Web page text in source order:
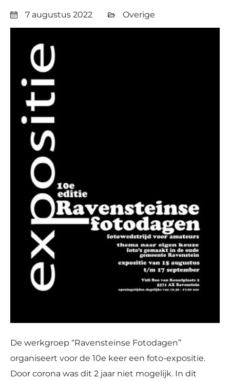
7 augustus 2022 Overige
De werkgroep “Ravensteinse Fotodagen”
organiseert voor de 10e keer een foto-expositie.
Door corona was dit 2 jaar niet mogelijk. In dit